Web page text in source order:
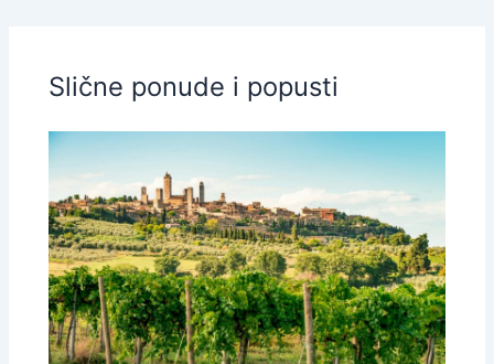
Slične ponude i popusti